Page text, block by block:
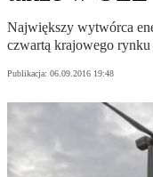
Największy wytwórca
czwartą krajowego
Publikacja: 06.09.2016 19:48